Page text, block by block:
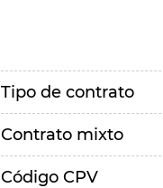
Tipo de contrato
Contrato mixto
Código CPV